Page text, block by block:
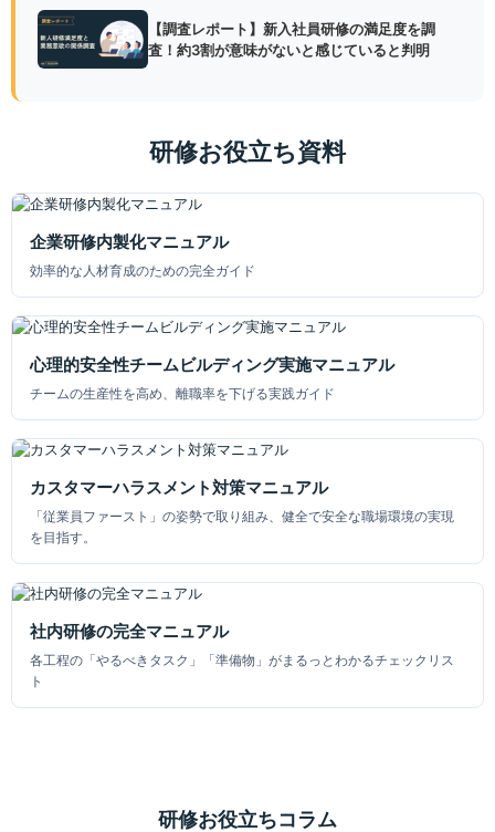
【調査レポート】新入社員研修の満足度を調
査！約3割が意味がないと感じていると判明
研修お役立ち資料
企業研修内製化マニュアル
効率的な人材育成のための完全ガイド
心理的安全性チームビルディング実施マニュアル
チームの生産性を高め、離職率を下げる実践ガイド
カスタマーハラスメント対策マニュアル
「従業員ファースト」の姿勢で取り組み、健全で安全な職場環境の実現
を目指す。
社内研修の完全マニュアル
各工程の「やるべきタスク」「準備物」がまるっとわかるチェックリス
ト
研修お役立ちコラム